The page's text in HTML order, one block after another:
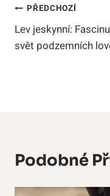
Navigace
Pro
Příspěvek
PŘEDCHOZÍ
Lev jeskynní:
svět podzemních
Podobné